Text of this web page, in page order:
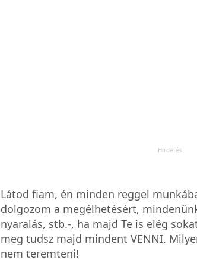
Látod fiam, én minden reggel
dolgozom a megélhetésért,
nyaralás, stb.-, ha majd Te is elég
meg tudsz majd mindent VENNI.
nem teremteni!